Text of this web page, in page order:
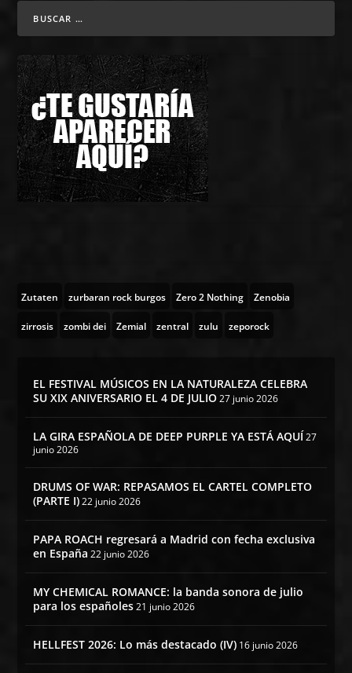
Zutaten zurbaran rock burgos Zero 2 Nothing Zenobia
zirrosis zombi dei Zemial zentral zulu zeporock
EL FESTIVAL MÚSICOS EN LA NATURALEZA CELEBRA
SU XIX ANIVERSARIO EL 4 DE JULIO 27 junio 2026
LA GIRA ESPAÑOLA DE DEEP PURPLE YA ESTÁ AQUÍ27
junio 2026
DRUMS OF WAR: REPASAMOS EL CARTEL COMPLETO
(PARTE I) 22 junio 2026
PAPA ROACH regresará a Madrid con fecha exclusiva
en España 22 junio 2026
MY CHEMICAL ROMANCE: la banda sonora de julio
para los españoles 21 junio 2026
HELLFEST 2026: Lo más destacado (IV) 16 junio 2026